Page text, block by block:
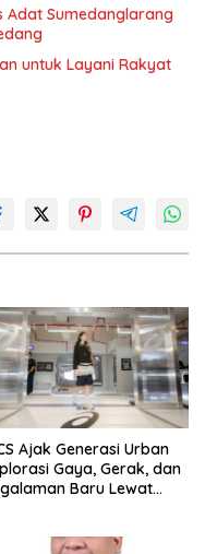
Adat Sumedanglarang
untuk Layani Rakyat
Ajak Generasi Urban
Gaya, Gerak, dan
Baru Lewat